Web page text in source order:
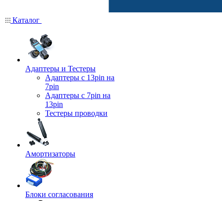
Каталог
Адаптеры и Тестеры
Адаптеры с 13pin на
7pin
Адаптеры с 7pin на
13pin
Тестеры проводки
Амортизаторы
Блоки согласования